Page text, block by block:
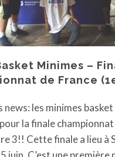
Minimes –
de France
news: les minimes
la finale championnat
3!! Cette finale a lieu à